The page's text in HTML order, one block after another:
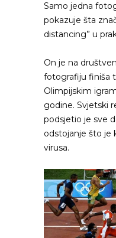
Samo jedna
pokazuje šta
distancing” u
On je na
fotografiju finiša
Olimpijskim
godine. Svjetski
podsjetio je sve
odstojanje što je
virusa.